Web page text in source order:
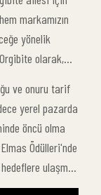
markamızın
yönelik
olarak,
sağlamaya
başarı değil,
ve bizi
motivasyon
ve onuru tarif
yerel pazarda
öncü olma
Ödülleri'nde
ulaşma
yapma